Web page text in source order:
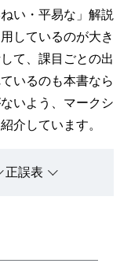
い・平易な」解説
しているのが大き
て、課目ごとの出
いるのも本書なら
いよう、マークシ
介しています。
正誤表